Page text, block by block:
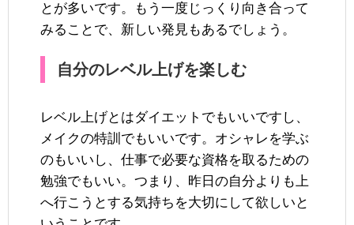
とが多いです。もう一度じっくり向き合って
みることで、新しい発見もあるでしょう。
自分のレベル上げを楽しむ
レベル上げとはダイエットでもいいですし、
メイクの特訓でもいいです。オシャレを学ぶ
のもいいし、仕事で必要な資格を取るための
勉強でもいい。つまり、昨日の自分よりも上
へ行こうとする気持ちを大切にして欲しいと